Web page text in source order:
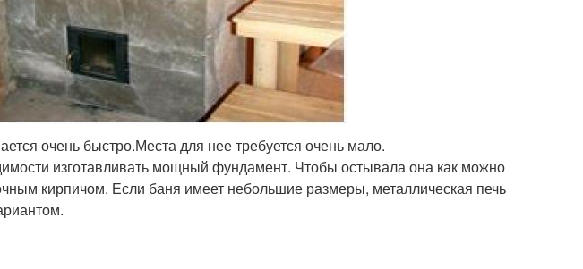
очень быстро.Места для нее требуется очень мало.
изготавливать мощный фундамент. Чтобы остывала она как можно
кирпичом. Если баня имеет небольшие размеры, металлическая печь